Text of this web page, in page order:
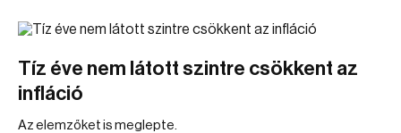
Tíz éve nem látott szintre csökkent az
infláció
Az elemzőket is meglepte.